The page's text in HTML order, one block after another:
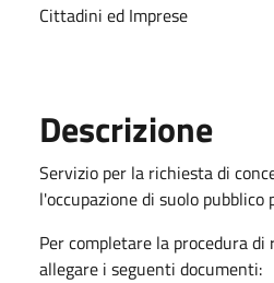
Cittadini ed Imprese
Descrizione
Servizio per la richiesta di
l'occupazione di suolo
Per completare la procedura
allegare i seguenti documenti: